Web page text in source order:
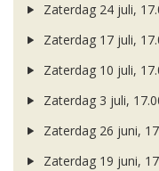
Zaterdag 24 juli,
Zaterdag 17 juli,
Zaterdag 10 juli,
Zaterdag 3 juli,
Zaterdag 26 juni,
Zaterdag 19 juni,